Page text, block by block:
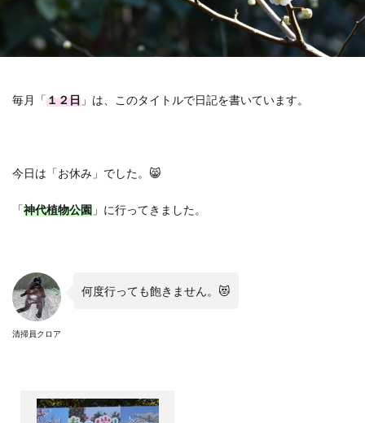
毎月「１２日 」は、このタイトルで日記を書いています。
今日は「お休み」でした。😸
「神代植物公園 」に行ってきました。
清掃員クロア
何度行っても飽きません。😻